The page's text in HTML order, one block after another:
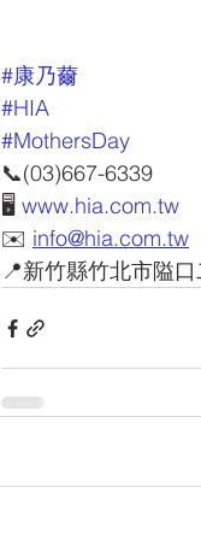
#康乃薾
#HIA
#MothersDay
📞(03)667-6339
🖥 www.hia.com.tw
✉️ info@hia.com.tw
📍新竹縣竹北市隘